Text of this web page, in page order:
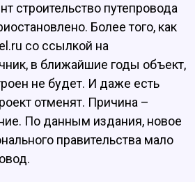
строительство путепровода
Более того, как
со ссылкой на
в ближайшие годы объект,
не будет. И даже есть
отменят. Причина –
По данным издания, новое
правительства мало